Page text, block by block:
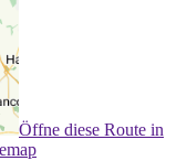
Öffne diese Route in